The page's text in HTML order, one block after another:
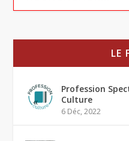
LE
Profession
Culture
6 Déc, 2022